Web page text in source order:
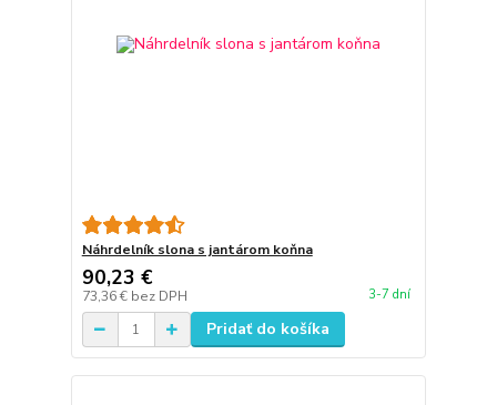
Náhrdelník slona s jantárom koňna
90,23 €
73,36 € bez DPH 3-7 dní
Pridať do košíka